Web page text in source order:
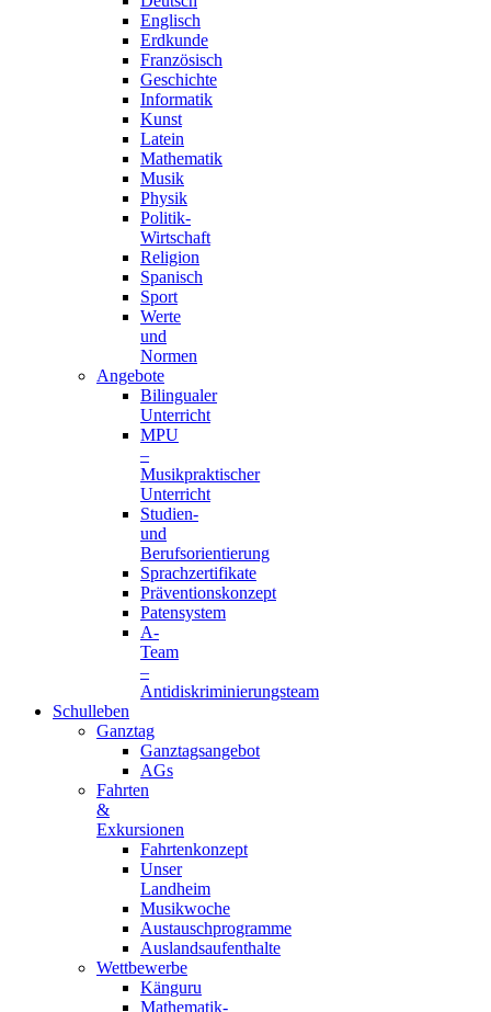
Englisch
Erdkunde
Französisch
Geschichte
Informatik
Kunst
Latein
Mathematik
Musik
Physik
Politik-
Wirtschaft
Religion
Spanisch
Sport
Werte
und
Normen
Angebote
Bilingualer
Unterricht
MPU
–
Musikpraktischer
Unterricht
Studien-
und
Berufsorientierung
Sprachzertifikate
Präventionskonzept
Patensystem
A-
Team
–
Antidiskriminierungsteam
Schulleben
Ganztag
Ganztagsangebot
AGs
Fahrten
&
Exkursionen
Fahrtenkonzept
Unser
Landheim
Musikwoche
Austauschprogramme
Auslandsaufenthalte
Wettbewerbe
Känguru
Mathematik-